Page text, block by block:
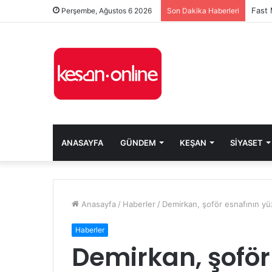
Perşembe, Ağustos 6 2026 Son Dakika Haberleri
ANASAYFA GÜNDEM KEŞAN SIYASET
Anasayfa / Haberler / Demirkan, şoför esnafının
Haberler
Demirkan,